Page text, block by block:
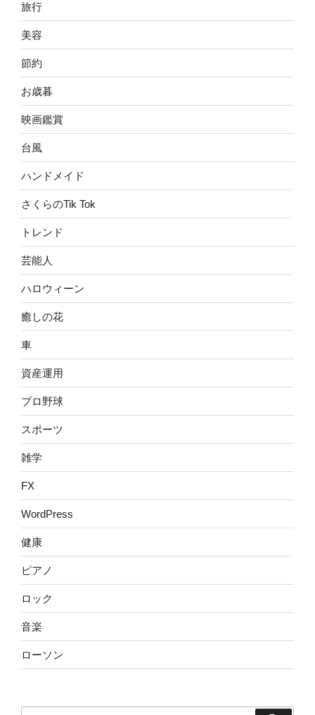
旅行
美容
節約
お歳暮
映画鑑賞
台風
ハンドメイド
さくらのTik Tok
トレンド
芸能人
ハロウィーン
癒しの花
車
資産運用
プロ野球
スポーツ
雑学
FX
WordPress
健康
ピアノ
ロック
音楽
ローソン